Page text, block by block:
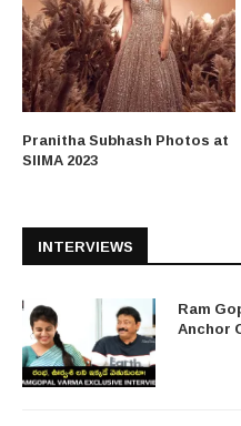
Pranitha Subhash Photos at
SIIMA 2023
INTERVIEWS
Ram
Anchor